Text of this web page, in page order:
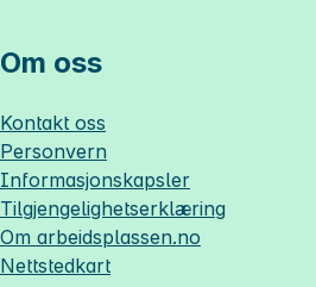
Om oss
Kontakt oss
Personvern
Informasjonskapsler
Tilgjengelighetserklæring
Om arbeidsplassen.no
Nettstedkart